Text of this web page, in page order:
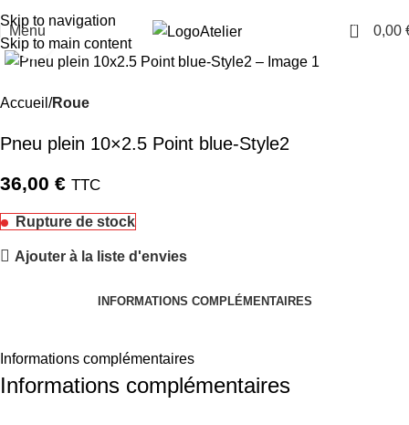
Skip to navigation
Skip to main content
Menu Atelier 0 0,00
Cliquez pour agrandir
Accueil Roue
Pneu plein 10×2.5 Point blue-Style2
36,00 € TTC
Rupture de stock
Ajouter à la liste d'envies
INFORMATIONS COMPLÉMENTAIRES
Informations complémentaires
Informations complémentaires